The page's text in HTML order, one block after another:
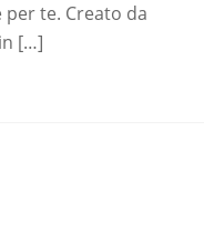
per te. Creato da
[…]